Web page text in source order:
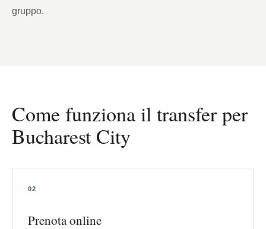
gruppo.
Come funziona il transfer per
Bucharest City
Prenota online